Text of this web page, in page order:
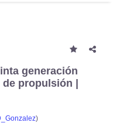
generación
propulsión |
)